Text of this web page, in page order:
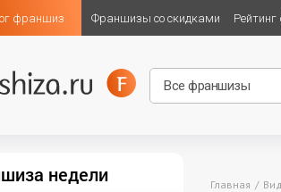
франшиз Франшизы со скидками
Главная
недели